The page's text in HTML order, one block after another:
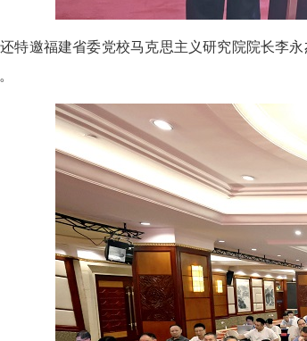
邀福建省委党校马克思主义研究院院长李永